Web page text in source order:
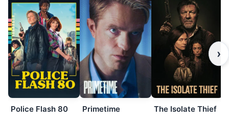
Police Flash 80 Primetime The Isolate Thief
›